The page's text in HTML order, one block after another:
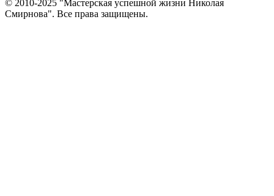
© 2010-2025 "Мастерская успешной жизни Николая
Смирнова". Все права защищены.